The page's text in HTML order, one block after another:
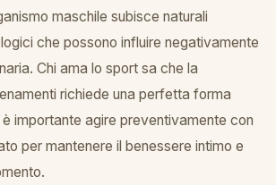
maschile subisce naturali
che possono influire negativamente
Chi ama lo sport sa che la
richiede una perfetta forma
importante agire preventivamente con
per mantenere il benessere intimo e